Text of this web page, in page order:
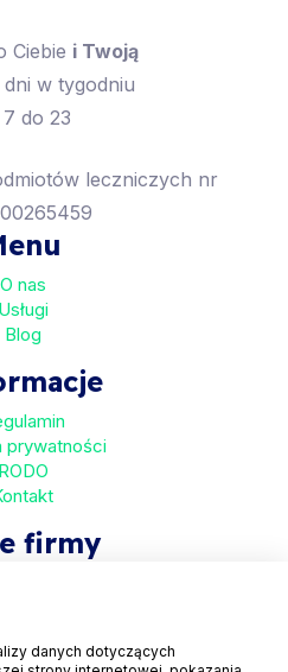
Ciebie i Twoją
dni w tygodniu
do 23
leczniczych nr
O nas
Usługi
Blog
prywatności
RODO
firmy
2D
Warszawa
danych dotyczących